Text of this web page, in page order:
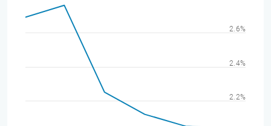
2.2%
2.4%
2.6%